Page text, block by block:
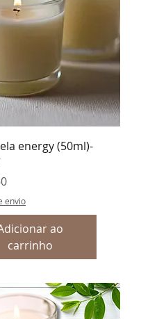
energy (50ml)-
envio
ao
carrinho